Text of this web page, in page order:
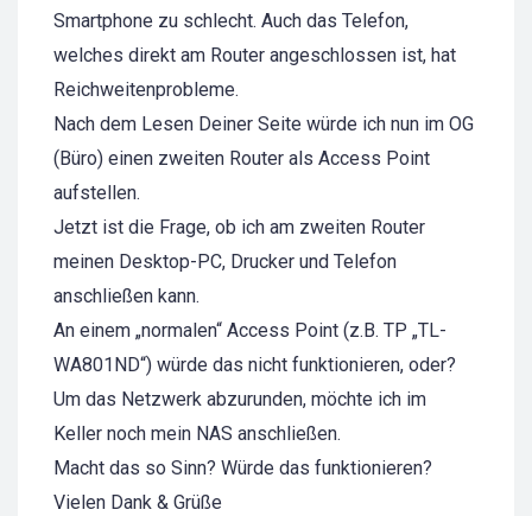
Smartphone zu schlecht. Auch das Telefon,
welches direkt am Router angeschlossen ist, hat
Reichweitenprobleme.
Nach dem Lesen Deiner Seite würde ich nun im OG
(Büro) einen zweiten Router als Access Point
aufstellen.
Jetzt ist die Frage, ob ich am zweiten Router
meinen Desktop-PC, Drucker und Telefon
anschließen kann.
An einem „normalen“ Access Point (z.B. TP „TL-
WA801ND“) würde das nicht funktionieren, oder?
Um das Netzwerk abzurunden, möchte ich im
Keller noch mein NAS anschließen.
Macht das so Sinn? Würde das funktionieren?
Vielen Dank & Grüße